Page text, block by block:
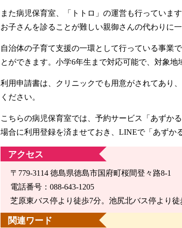
また病児保育室、「トトロ」の運営も行っていま
お子さんを診ることが難しい親御さんの代わりに
自治体の子育て支援の一環として行っている事業
とができます。小学6年生まで対応可能で、対象
利用申請書は、クリニックでも用意がされてあり
ください。
こちらの病児保育室では、予約サービス「あずか
場合に利用登録を済ませておき、LINEで「あずか
アクセス
〒779-3114 徳島県徳島市国府町桜間登々路8-1
電話番号：088-643-1205
芝原東バス停より徒歩7分。池尻北バス停より徒
関連ワード